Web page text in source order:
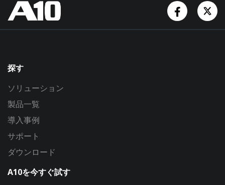
探す
ソリューション
製品一覧
導入事例
サポート
ダウンロード
A10を今すぐ試す